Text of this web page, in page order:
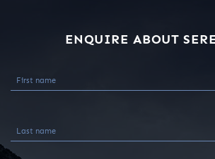
ENQUIRE ABOUT